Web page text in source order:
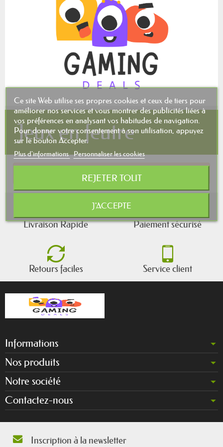
Jeux en feutre
Aucun produit pour le moment.
Livraison Rapide Paiement sécurisé
Retours faciles Service client
Informations
Nos produits
Notre société
Contactez-nous
Ce site Web utilise ses propres cookies et ceux de tiers pour
améliorer nos services et vous montrer des publicités liées à
vos préférences en analysant vos habitudes de navigation.
Pour donner votre consentement à son utilisation, appuyez
sur le bouton Accepter.
Plus d'informations Personnaliser les cookies
REJETER TOUT
J'ACCEPTE
Inscription à la newsletter